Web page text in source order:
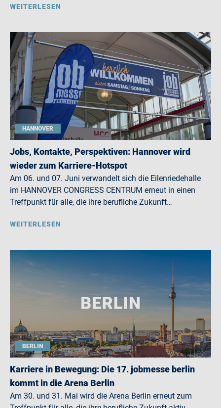
WEITERLESEN
HANNOVER
Jobs, Kontakte, Perspektiven: Hannover wird
wieder zum Karriere-Hotspot
Am 06. und 07. Juni verwandelt sich die Eilenriedehalle
im HANNOVER CONGRESS CENTRUM erneut in einen
Treffpunkt für alle, die ihre berufliche Zukunft…
WEITERLESEN
BERLIN
Karriere in Bewegung: Die 17. jobmesse berlin
kommt in die Arena Berlin
Am 30. und 31. Mai wird die Arena Berlin erneut zum